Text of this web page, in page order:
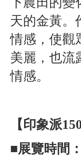
天的金黃。
情感，使觀
美麗，也流
情感。
【印象派
■展覽時間